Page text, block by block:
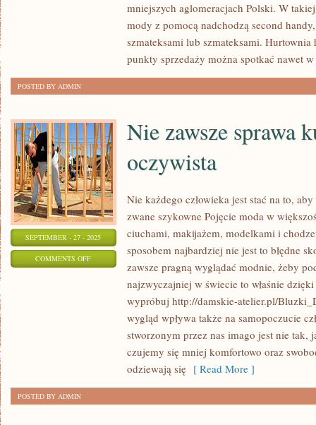
NIEZALEŻNIE
JEST
KOBIETA
MĘŻCZYZNĄ
mniejszych aglomeracjach Polski. W
mody z pomocą nadchodzą second
szmateksami lub szmateksami.
punkty sprzedaży można spotkać nawet w
POSTED BY ADMIN
SEPTEMBER - 27 - 2025
COMMENTS OFFON
Nie zawsze sprawa
oczywista
Nie każdego człowieka jest stać na to,
zwane szykowne Pojęcie moda w
ciuchami, makijażem, modelkami i
sposobem najbardziej nie jest to błędne
zawsze pragną wyglądać modnie, żeby
najzwyczajniej w świecie to właśnie
wypróbuj http://damskie-atelier.pl/
wygląd wpływa także na samopoczucie
stworzonym przez nas imago jest nie tak,
czujemy się mniej komfortowo oraz
odziewają się [ Read More ]
POSTED BY ADMIN